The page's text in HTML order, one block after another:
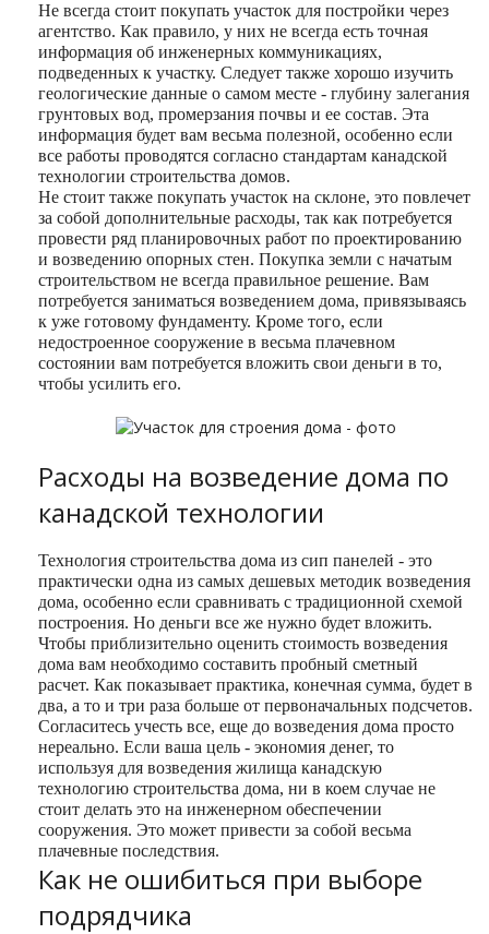
Не всегда стоит покупать участок для постройки через
агентство. Как правило, у них не всегда есть точная
информация об инженерных коммуникациях,
подведенных к участку. Следует также хорошо изучить
геологические данные о самом месте ‑ глубину залегания
грунтовых вод, промерзания почвы и ее состав. Эта
информация будет вам весьма полезной, особенно если
все работы проводятся согласно стандартам канадской
технологии строительства домов.
Не стоит также покупать участок на склоне, это повлечет
за собой дополнительные расходы, так как потребуется
провести ряд планировочных работ по проектированию
и возведению опорных стен. Покупка земли с начатым
строительством не всегда правильное решение. Вам
потребуется заниматься возведением дома, привязываясь
к уже готовому фундаменту. Кроме того, если
недостроенное сооружение в весьма плачевном
состоянии вам потребуется вложить свои деньги в то,
чтобы усилить его.
Расходы на возведение дома по
канадской технологии
Технология строительства дома из сип панелей ‑ это
практически одна из самых дешевых методик возведения
дома, особенно если сравнивать с традиционной схемой
построения. Но деньги все же нужно будет вложить.
Чтобы приблизительно оценить стоимость возведения
дома вам необходимо составить пробный сметный
расчет. Как показывает практика, конечная сумма, будет в
два, а то и три раза больше от первоначальных подсчетов.
Согласитесь учесть все, еще до возведения дома просто
нереально. Если ваша цель ‑ экономия денег, то
используя для возведения жилища канадскую
технологию строительства дома, ни в коем случае не
стоит делать это на инженерном обеспечении
сооружения. Это может привести за собой весьма
плачевные последствия.
Как не ошибиться при выборе
подрядчика